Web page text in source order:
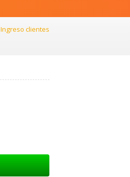
Ingreso clientes